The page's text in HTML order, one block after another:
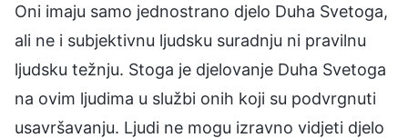
Oni imaju samo jednostrano djelo Duha Svetoga,
ali ne i subjektivnu ljudsku suradnju ni pravilnu
ljudsku težnju. Stoga je djelovanje Duha Svetoga
na ovim ljudima u službi onih koji su podvrgnuti
usavršavanju. Ljudi ne mogu izravno vidjeti djelo